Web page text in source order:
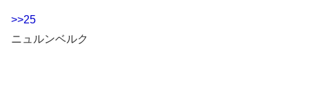
>>25
ニュルンベルク